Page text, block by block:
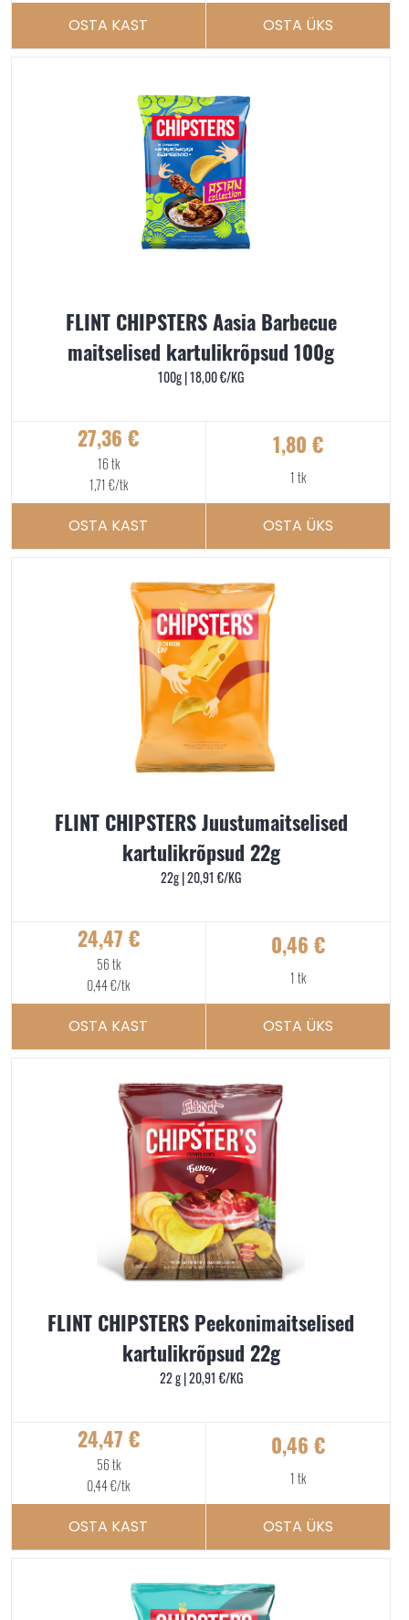
OSTA KAST OSTA ÜKS
FLINT CHIPSTERS Aasia Barbecue
maitselised kartulikrõpsud 100g
100g |18,00€/KG
27,36€
16 tk
1,71 €/tk
OSTA KAST
1,80 €
1 tk
OSTA ÜKS
FLINT CHIPSTERS Juustumaitselised
kartulikrõpsud 22g
22g |20,91€/KG
24,47 €
56 tk
0,44€/tk
OSTA KAST
0,46 €
1 tk
OSTA ÜKS
FLINT CHIPSTERS Peekonimaitselised
kartulikrõpsud 22g
22 g |20,91€/KG
24,47 €
56 tk
0,44€/tk
OSTA KAST
0,46 €
1 tk
OSTA ÜKS